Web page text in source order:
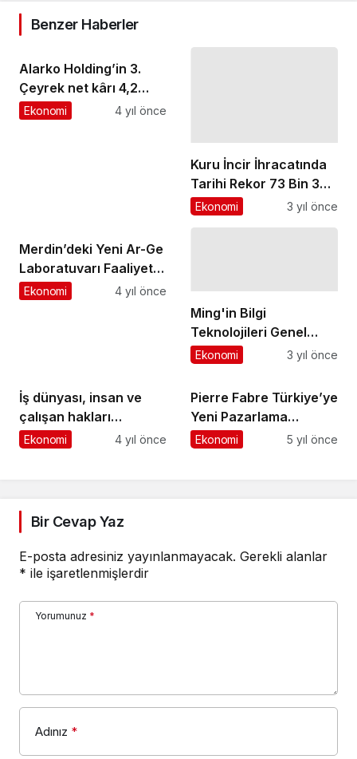
Benzer Haberler
Alarko Holding’in 3.
Çeyrek net kârı 4,2
milyar TL’ye ulaştı
Ekonomi 4 yıl önce
Kuru İncir İhracatında
Tarihi Rekor 73 Bin 388
Ton Kuru İncir İhraç
Ekonomi 3 yıl önce
Merdin’deki Yeni Ar-Ge
Laboratuvarı Faaliyete
Başladı
Ekonomi 4 yıl önce
Ming'in Bilgi
Teknolojileri Genel
Müdür Yardımcısı Aziz
Ekonomi 3 yıl önce
İş dünyası, insan ve
çalışan hakları
konusunda taahhütten
Ekonomi 4 yıl önce
Pierre Fabre Türkiye’ye
Yeni Pazarlama
Direktörü
Ekonomi 5 yıl önce
Bir Cevap Yaz
E-posta adresiniz yayınlanmayacak. Gerekli alanlar
* ile işaretlenmişlerdir
Yorumunuz *
Adınız *